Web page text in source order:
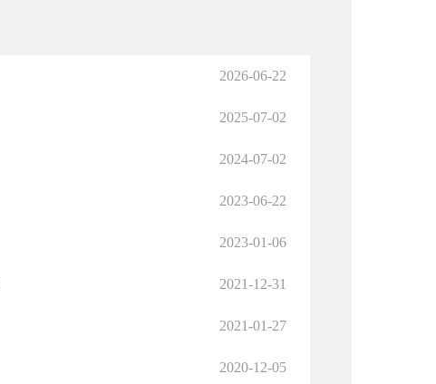
2026-06-22
2025-07-02
2024-07-02
2023-06-22
2023-01-06
2021-12-31
2021-01-27
2020-12-05